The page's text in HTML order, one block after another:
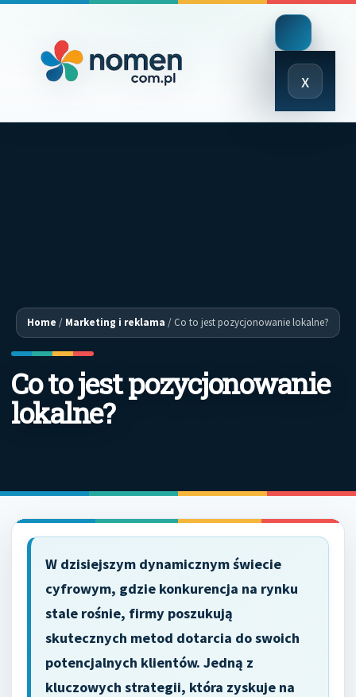
x
Close
Menu
Home / Marketing i reklama / Co to jest pozycjonowanie lokalne?
Co to jest pozycjonowanie
lokalne?
W dzisiejszym dynamicznym świecie
cyfrowym, gdzie konkurencja na rynku
stale rośnie, firmy poszukują
skutecznych metod dotarcia do swoich
potencjalnych klientów. Jedną z
kluczowych strategii, która zyskuje na